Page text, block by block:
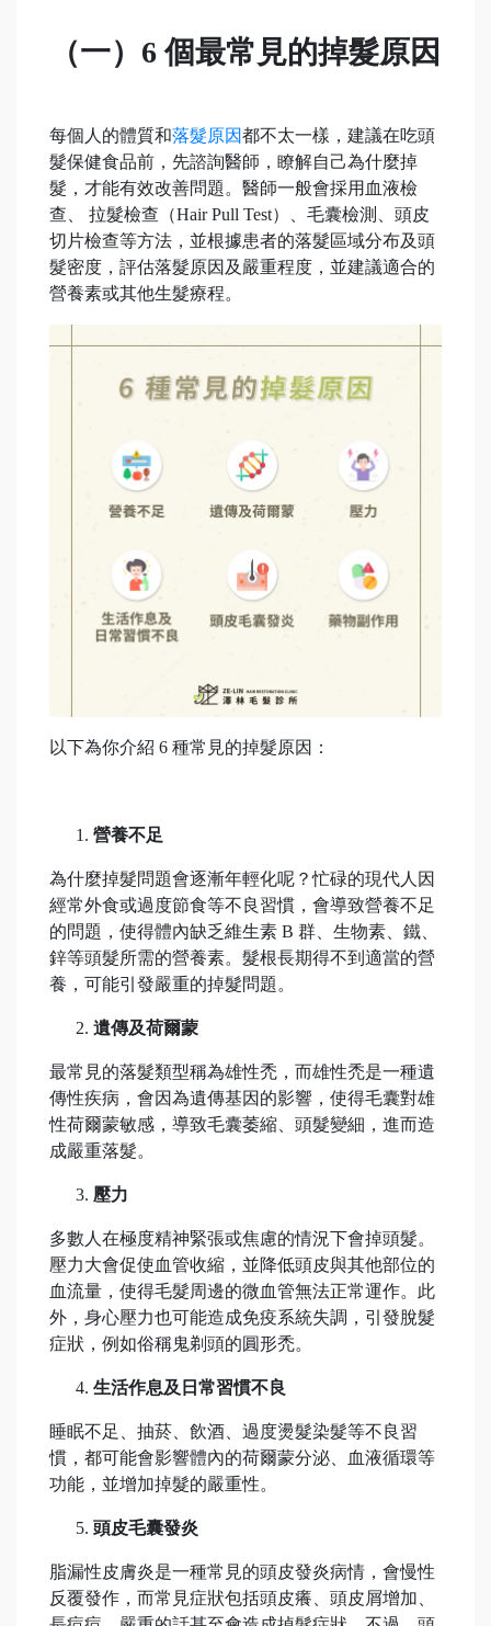
（一）6 個最常見的掉髮原因
每個人的體質和落髮原因都不太一樣，建議在吃頭
髮保健食品前，先諮詢醫師，瞭解自己為什麼掉
髮，才能有效改善問題。醫師一般會採用血液檢
查、 拉髮檢查（Hair Pull Test）、毛囊檢測、頭皮
切片檢查等方法，並根據患者的落髮區域分布及頭
髮密度，評估落髮原因及嚴重程度，並建議適合的
營養素或其他生髮療程。
以下為你介紹 6 種常見的掉髮原因：
營養不足
為什麼掉髮問題會逐漸年輕化呢？忙碌的現代人因
經常外食或過度節食等不良習慣，會導致營養不足
的問題，使得體內缺乏維生素 B 群、生物素、鐵、
鋅等頭髮所需的營養素。髮根長期得不到適當的營
養，可能引發嚴重的掉髮問題。
遺傳及荷爾蒙
最常見的落髮類型稱為雄性禿，而雄性禿是一種遺
傳性疾病，會因為遺傳基因的影響，使得毛囊對雄
性荷爾蒙敏感，導致毛囊萎縮、頭髮變細，進而造
成嚴重落髮。
壓力
多數人在極度精神緊張或焦慮的情況下會掉頭髮。
壓力大會促使血管收縮，並降低頭皮與其他部位的
血流量，使得毛髮周邊的微血管無法正常運作。此
外，身心壓力也可能造成免疫系統失調，引發脫髮
症狀，例如俗稱鬼剃頭的圓形禿。
生活作息及日常習慣不良
睡眠不足、抽菸、飲酒、過度燙髮染髮等不良習
慣，都可能會影響體內的荷爾蒙分泌、血液循環等
功能，並增加掉髮的嚴重性。
頭皮毛囊發炎
脂漏性皮膚炎是一種常見的頭皮發炎病情，會慢性
反覆發作，而常見症狀包括頭皮癢、頭皮屑增加、